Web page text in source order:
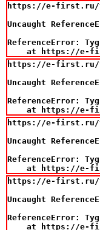
https://e-first.ru/
Uncaught
ReferenceError:
at https://e-
https://e-first.ru/
Uncaught
ReferenceError:
at https://e-
https://e-first.ru/
Uncaught
ReferenceError:
at https://e-
https://e-first.ru/
Uncaught
ReferenceError:
at https://e-